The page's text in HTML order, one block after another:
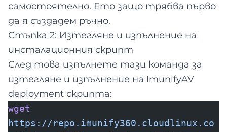
самостоятелно. Ето защо трябва първо
да я създадем ръчно.
Стъпка 2: Изтегляне и изпълнение на
инсталационния скрипт
След това изпълнете тази команда за
изтегляне и изпълнение на ImunifyAV
deployment скрипта:
wget
https://repo.imunify360.cloudlinux.co